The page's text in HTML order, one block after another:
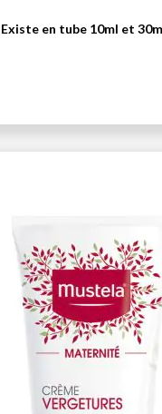
Existe en tube 10ml et